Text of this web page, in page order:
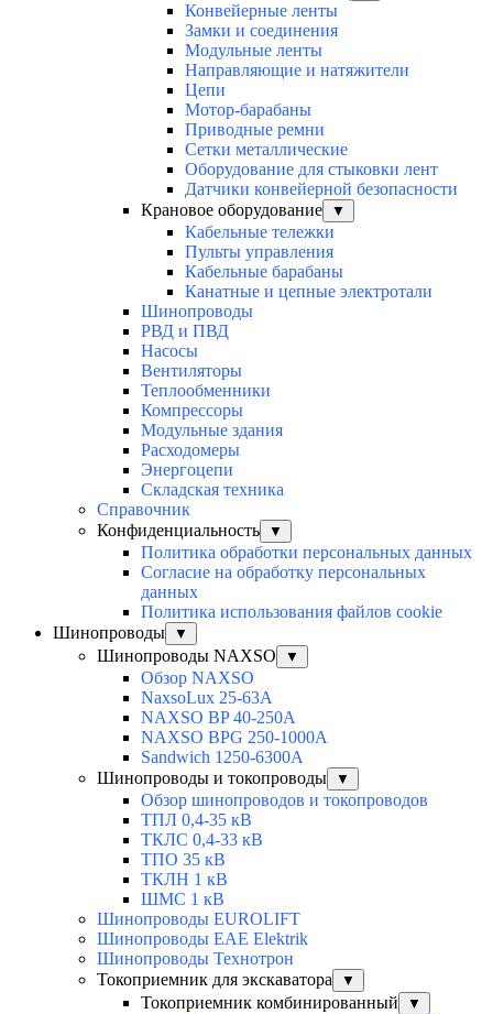
Конвейерные ленты
Замки и соединения
Модульные ленты
Направляющие и натяжители
Цепи
Мотор-барабаны
Приводные ремни
Сетки металлические
Оборудование для стыковки лент
Датчики конвейерной безопасности
Крановое оборудование
▼
Кабельные тележки
Пульты управления
Кабельные барабаны
Канатные и цепные электротали
Шинопроводы
РВД и ПВД
Насосы
Вентиляторы
Теплообменники
Компрессоры
Модульные здания
Расходомеры
Энергоцепи
Складская техника
Справочник
Конфиденциальность
▼
Политика обработки персональных данных
Согласие на обработку персональных
данных
Политика использования файлов cookie
Шинопроводы
▼
Шинопроводы NAXSO ▼
Обзор NAXSO
NaxsoLux 25-63A
NAXSO BP 40-250A
NAXSO BPG 250-1000A
Sandwich 1250-6300A
Шинопроводы и токопроводы
▼
Обзор шинопроводов и токопроводов
ТПЛ 0,4-35 кВ
ТКЛС 0,4-33 кВ
ТПО 35 кВ
ТКЛН 1 кВ
ШМС 1 кВ
Шинопроводы EUROLIFT
Шинопроводы EAE Elektrik
Шинопроводы Технотрон
Токоприемник для экскаватора
▼
Токоприемник комбинированный ▼